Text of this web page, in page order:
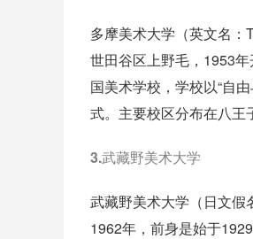
多摩美术大学（英文名
世田谷区上野毛，1953
国美术学校，学校以“自
式。主要校区分布在八王
3.武藏野美术大学
武藏野美术大学（日文假
1962年，前身是始于